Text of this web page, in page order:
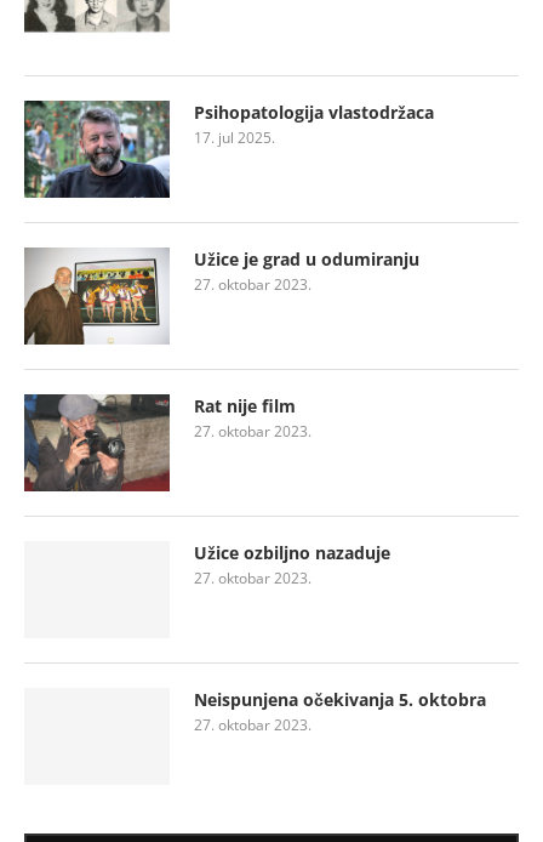
Psihopatologija vlastodržaca
17. jul 2025.
Užice je grad u odumiranju
27. oktobar 2023.
Rat nije film
27. oktobar 2023.
Užice ozbiljno nazaduje
27. oktobar 2023.
Neispunjena očekivanja 5. oktobra
27. oktobar 2023.